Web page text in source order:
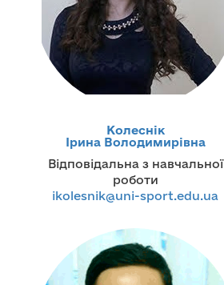
Колеснік
Ірина Володимирівна
Відповідальна з навчальної
роботи
ikolesnik@uni-sport.edu.ua